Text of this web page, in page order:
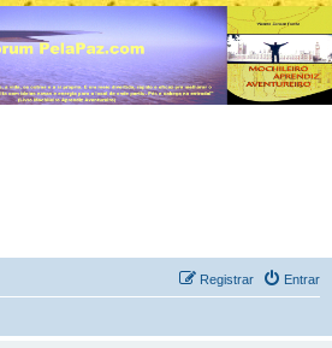
Entrar
Registrar